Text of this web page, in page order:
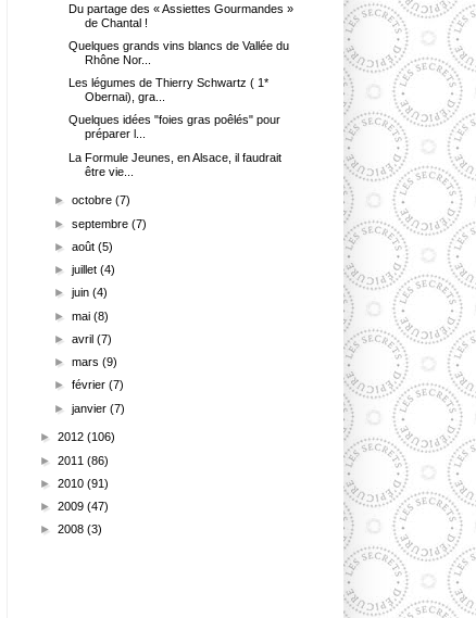
Du partage des « Assiettes Gourmandes »
de Chantal !
Quelques grands vins blancs de Vallée du
Rhône Nor...
Les légumes de Thierry Schwartz ( 1*
Obernai), gra...
Quelques idées "foies gras poêlés" pour
préparer l...
La Formule Jeunes, en Alsace, il faudrait
être vie...
►octobre(7)
►septembre(7)
►août(5)
►juillet(4)
►juin(4)
►mai(8)
►avril(7)
►mars(9)
►février(7)
►janvier(7)
► 2012 (106)
► 2011 (86)
► 2010 (91)
► 2009 (47)
► 2008 (3)